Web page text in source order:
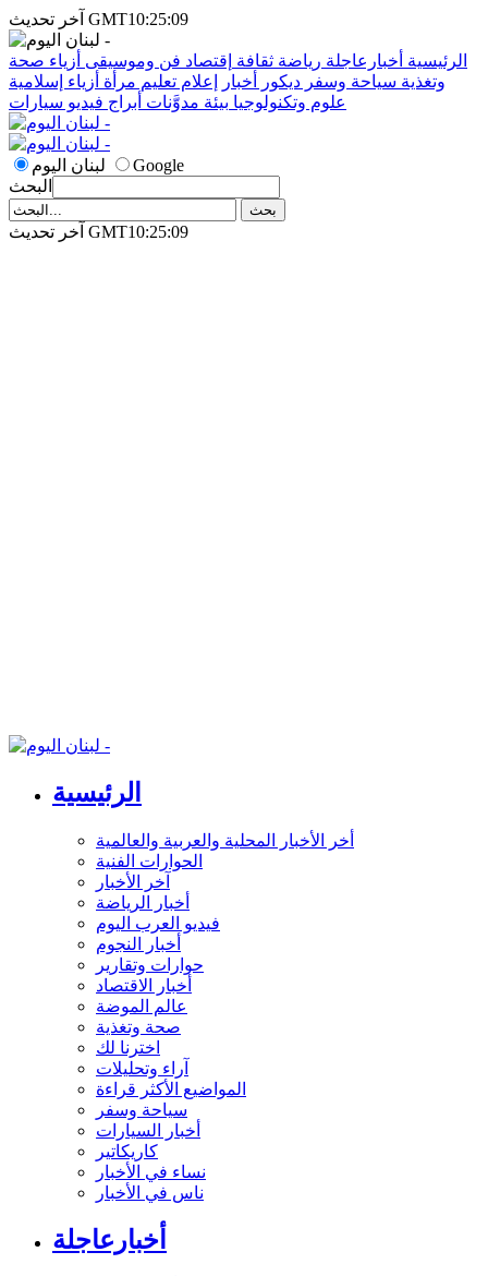
آخر تحديث GMT10:25:09
الرئيسية أخبارعاجلة رياضة ثقافة إقتصاد فن وموسيقى أزياء صحة
وتغذية سياحة وسفر ديكور أخبار إعلام تعليم مرأة أزياء إسلامية
علوم وتكنولوجيا بيئة مدوَّنات أبراج فيديو سيارات
لبنان اليوم
Google
البحث
آخر تحديث GMT10:25:09
الرئيسية
أخر الأخبار المحلية والعربية والعالمية
الحوارات الفنية
آخر الأخبار
أخبار الرياضة
فيديو العرب اليوم
أخبار النجوم
حوارات وتقارير
أخبار الاقتصاد
عالم الموضة
صحة وتغذية
اخترنا لك
آراء وتحليلات
المواضيع الأكثر قراءة
سياحة وسفر
أخبار السيارات
كاريكاتير
نساء في الأخبار
ناس في الأخبار
أخبارعاجلة